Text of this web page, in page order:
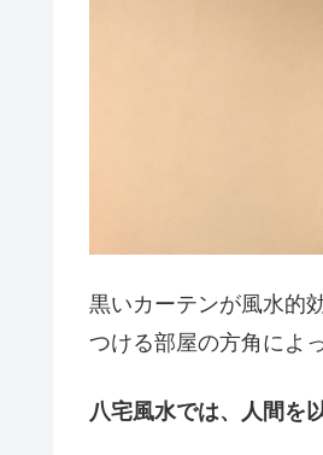
黒いカーテンが風水的
つける部屋の方角によ
八宅風水では、人間を